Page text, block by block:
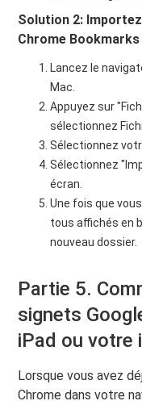
Solution 2:
Chrome
Lancez le
Mac.
Appuyez sur
sélectionnez
Sélectionnez
Sélectionnez
écran.
Une fois que
tous affichés en
nouveau dossier.
Partie 5.
signets
iPad ou votre
Lorsque vous avez
Chrome dans votre